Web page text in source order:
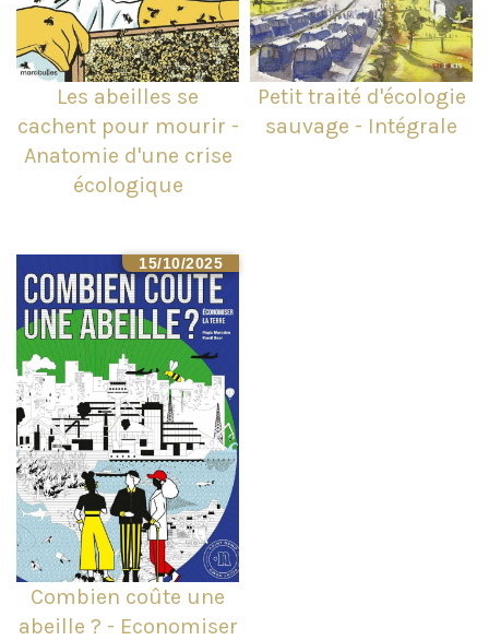
Les abeilles se
cachent pour mourir -
Anatomie d'une crise
écologique
Petit traité d'écologie
sauvage - Intégrale
15/10/2025
Combien coûte une
abeille ? - Economiser